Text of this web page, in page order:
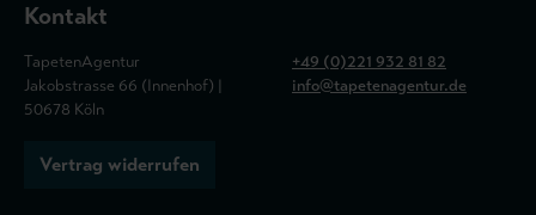
Kontakt
TapetenAgentur
Jakobstrasse 66 (Innenhof) |
50678 Köln
+49 (0)221 932 81 82
info@tapetenagentur.de
Vertrag widerrufen